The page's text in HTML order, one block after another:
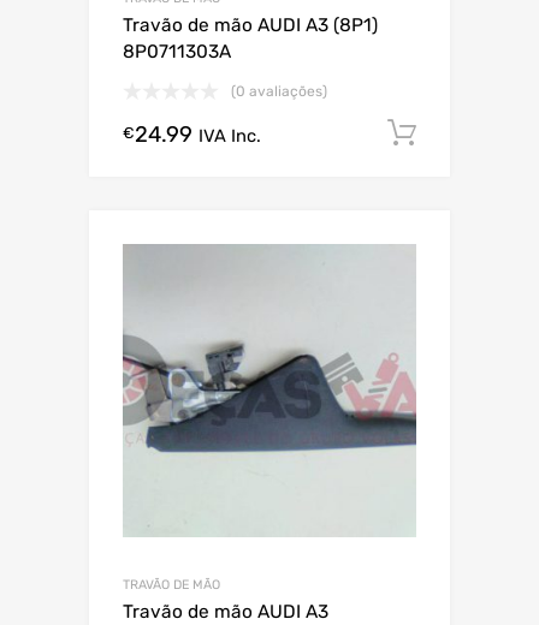
Travão de mão AUDI A3 (8P1)
8P0711303A
(0 avaliações)
€24.99 IVA Inc.
TRAVÃO DE MÃO
Travão de mão AUDI A3